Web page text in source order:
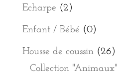
Echarpe (2)
Enfant / Bébé (0)
Housse de coussin (26)
Collection "Animaux"